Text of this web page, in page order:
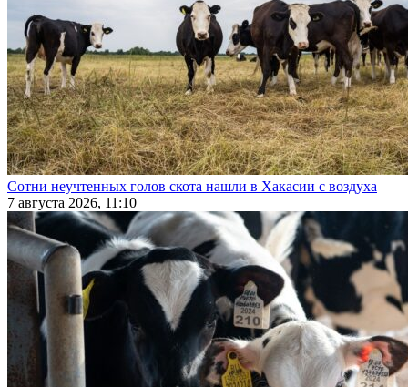
Сотни неучтенных голов скота нашли в Хакасии с воздуха
7 августа 2026, 11:10